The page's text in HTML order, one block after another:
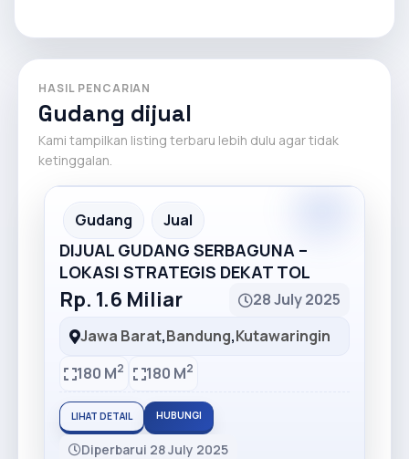
HASIL PENCARIAN
Gudang dijual
Kami tampilkan listing terbaru lebih dulu agar tidak
ketinggalan.
Recommended
Gudang Jual
DIJUAL GUDANG SERBAGUNA –
LOKASI STRATEGIS DEKAT TOL
Rp. 1.6 Miliar
28 July 2025
Jawa Barat,Bandung,Kutawaringin
180 M2 180 M2
LIHAT DETAIL HUBUNGI
Diperbarui 28 July 2025